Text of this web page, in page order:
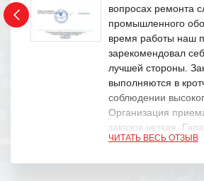
вопросах ремонта
промышленного
время работы наш
зарекомендовал
лучшей стороны.
выполняются в
соблюдении
Организация
заказов четкая.
обязательства
ЧИТАТЬ ВЕСЬ ОТЗЫВ